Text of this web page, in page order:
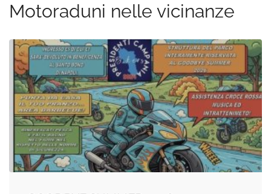
Motoraduni nelle vicinanze